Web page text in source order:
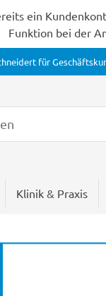
ein
Funktion bei der
für
Klinik & Praxis